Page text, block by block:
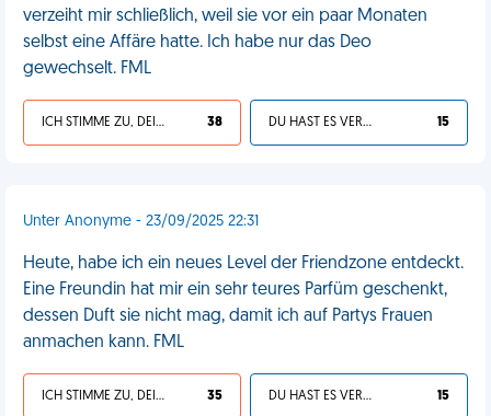
verzeiht mir schließlich, weil sie vor ein paar Monaten
selbst eine Affäre hatte. Ich habe nur das Deo
gewechselt. FML
ICH STIMME ZU, DEIN LEBEN IST SCHEISSE 38 DU HAST ES VERDIENT 15
Unter Anonyme - 23/09/2025 22:31
Heute, habe ich ein neues Level der Friendzone entdeckt.
Eine Freundin hat mir ein sehr teures Parfüm geschenkt,
dessen Duft sie nicht mag, damit ich auf Partys Frauen
anmachen kann. FML
ICH STIMME ZU, DEIN LEBEN IST SCHEISSE 35 DU HAST ES VERDIENT 15